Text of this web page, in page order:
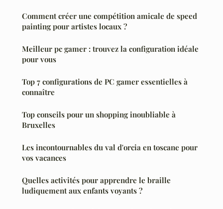
Comment créer une compétition amicale de speed
painting pour artistes locaux ?
Meilleur pc gamer : trouvez la configuration idéale
pour vous
Top 7 configurations de PC gamer essentielles à
connaître
Top conseils pour un shopping inoubliable à
Bruxelles
Les incontournables du val d'orcia en toscane pour
vos vacances
Quelles activités pour apprendre le braille
ludiquement aux enfants voyants ?